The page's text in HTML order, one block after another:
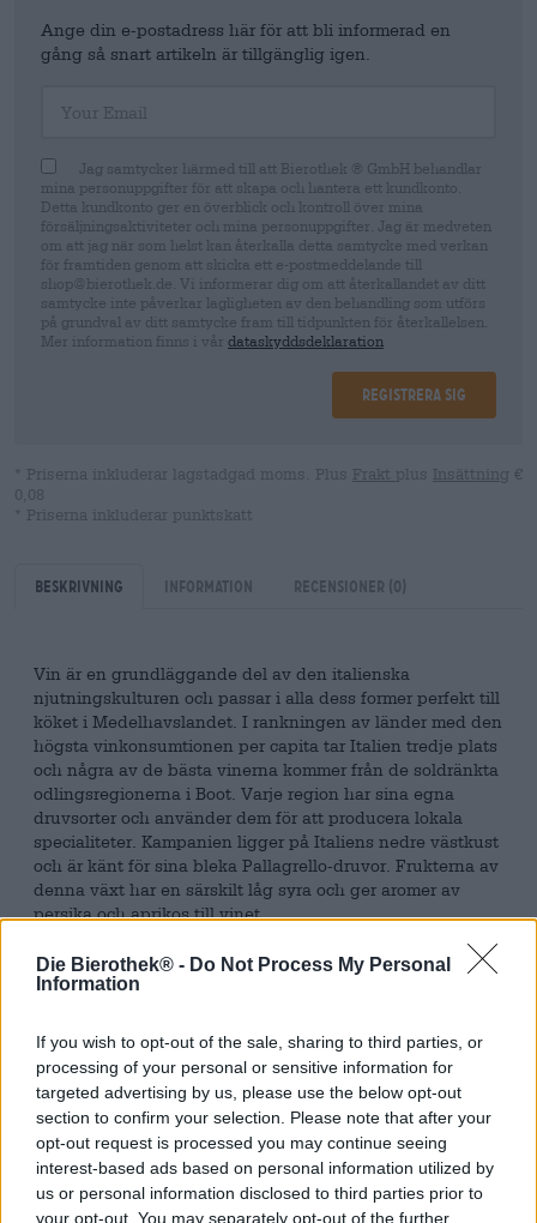
Die Bierothek® - Do Not Process My Personal
Information
If you wish to opt-out of the sale, sharing to third parties, or
processing of your personal or sensitive information for
targeted advertising by us, please use the below opt-out
section to confirm your selection. Please note that after your
opt-out request is processed you may continue seeing
interest-based ads based on personal information utilized by
us or personal information disclosed to third parties prior to
your opt-out. You may separately opt-out of the further
Ange din e-postadress här för att bli informerad en
gång så snart artikeln är tillgänglig igen.
Jag samtycker härmed till att Bierothek ® GmbH behandlar
mina personuppgifter för att skapa och hantera ett kundkonto.
Detta kundkonto ger en överblick och kontroll över mina
försäljningsaktiviteter och mina personuppgifter. Jag är medveten
om att jag när som helst kan återkalla detta samtycke med verkan
för framtiden genom att skicka ett e-postmeddelande till
shop@bierothek.de. Vi informerar dig om att återkallandet av ditt
samtycke inte påverkar lagligheten av den behandling som utförs
på grundval av ditt samtycke fram till tidpunkten för återkallelsen.
Mer information finns i vår dataskyddsdeklaration
Registrera sig
* Priserna inkluderar lagstadgad moms. Plus Frakt plus Insättning €
0,08
* Priserna inkluderar punktskatt
Beskrivning Information Recensioner (0)
Vin är en grundläggande del av den italienska
njutningskulturen och passar i alla dess former perfekt till
köket i Medelhavslandet. I rankningen av länder med den
högsta vinkonsumtionen per capita tar Italien tredje plats
och några av de bästa vinerna kommer från de soldränkta
odlingsregionerna i Boot. Varje region har sina egna
druvsorter och använder dem för att producera lokala
specialiteter. Kampanien ligger på Italiens nedre västkust
och är känt för sina bleka Pallagrello-druvor. Frukterna av
denna växt har en särskilt låg syra och ger aromer av
persika och aprikos till vinet.
Eller i öl.
charmen i sitt hemland genom den generösa
användningen av Pallagrello-druvor. Med hjälp av sin
must trollar de fram en italiensk Grape Ale som
kombinerar fyllig malt med druvornas fruktiga sötma. Den
utsökta bryggbiten flyter in i glaset i en glänsande
kopparbrun ton och kröns med fast, elfenbensfärgat
skum. Doft och smak ger en harmoni av vita druvor, röd
frukt, torr, fruktig syra, mjuk sötma och krämig malt. Ölet